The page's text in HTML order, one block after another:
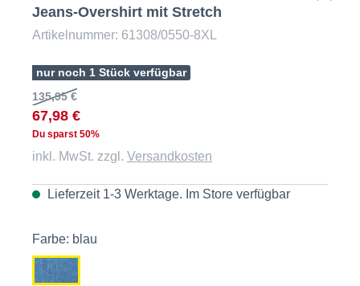
Jeans-Overshirt mit Stretch
Artikelnummer: 61308/0550-8XL
nur noch 1 Stück verfügbar
135,95 €
67,98 €
Du sparst 50%
inkl. MwSt. zzgl. Versandkosten
Lieferzeit 1-3 Werktage. Im Store verfügbar
Farbe: blau